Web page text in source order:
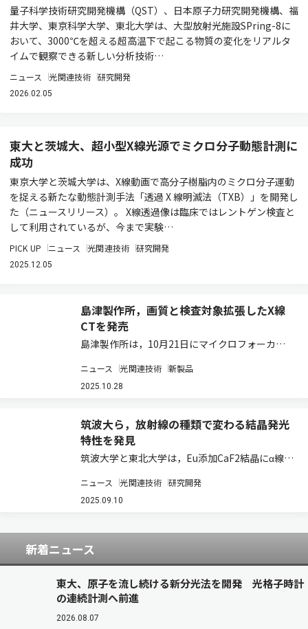
量子科学技術研究開発機構（QST）、日本原子力研究開発機構、福
井大学、東京科学大学、東北大学は、大型放射光施設SPring-8に
おいて、3000℃を超える超高温下で起こる物質の変化をリアルタ
イムで観察できる新しい分析技術…
ニュース 光関連技術 研究開発
2026.02.05
東大と茨城大、超小型X線光源でミクロ分子動態計測に
成功
東京大学と茨城大学は、X線動画で高分子樹脂内のミクロ分子運動
を捉える新たな動態計測手法「透過 X 線明滅法（TXB）」を開発し
た（ニュースリリース）。 X線透過像は臨床ではレントゲン検査と
して利用されているが、今まで実験…
PICK UP ニュース 光関連技術 研究開発
2025.12.05
島津製作所，画質と検査対象拡張したX線
CTを発売
島津製作所は，10月21日にマイクロフォーカスX
ュースリリース）。希望販売価格は，1億1495万
円（税込み）。 マイクロフォーカスX線CTシステ
ニュース 光関連技術 新製品
2025.10.28
筑波大ら，放射線の種類で変わる結晶発光
特性を発見
筑波大学と東北大学は，Eu添加CaF2結晶にα線を
の光が多く発生することを世界で初めて発見した
（ニュースリリース）。 シンチレータは放射線の
ニュース 光関連技術 研究開発
2025.09.10
新着ニュース
東大、原子を流し続ける新分光法を開発 光格子時計
の連続計測へ前進
2026.08.07